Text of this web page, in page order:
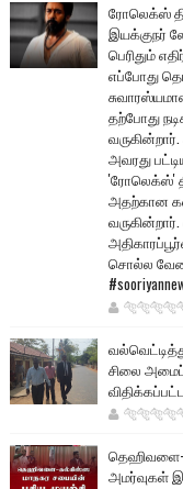
ரோலெக்ஸ்
இயக்குநர்
பெரிதும்
எப்போது
தற்போது
அவரது
'ரோலெக்ஸ்'
அதற்கான
சொல்ல
சிலை
அமர்வுகள்